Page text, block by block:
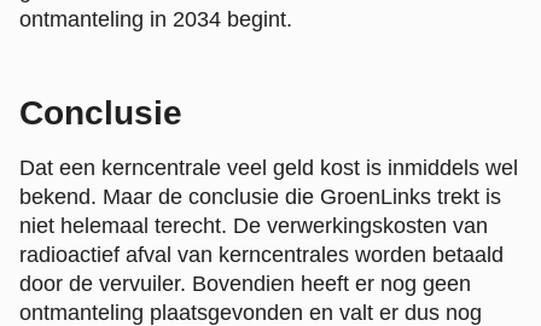
ontmanteling in 2034 begint.
Conclusie
Dat een kerncentrale veel geld kost is inmiddels wel
bekend. Maar de conclusie die GroenLinks trekt is
niet helemaal terecht. De verwerkingskosten van
radioactief afval van kerncentrales worden betaald
door de vervuiler. Bovendien heeft er nog geen
ontmanteling plaatsgevonden en valt er dus nog